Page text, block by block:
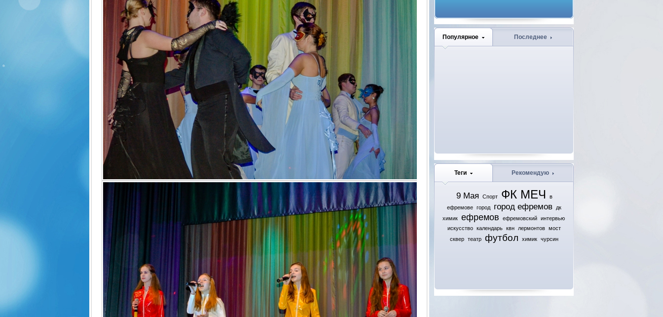
Популярное Последнее
Теги Рекомендую
9 Мая Спорт ФК МЕЧ
в
ефремове
город город ефремов
дк
химик
ефремов ефремовский
интервью
искусство
календарь квн лермонтов
мост
сквер
театр футбол химик чурсин